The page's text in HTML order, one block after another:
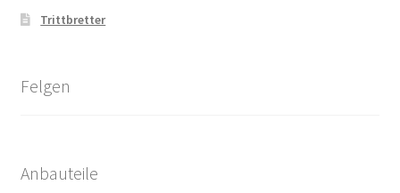
Trittbretter
Felgen
Anbauteile